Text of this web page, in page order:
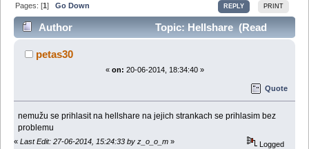
REPLY PRINT
Pages: [1]Go Down
Author
Topic: Hellshare (Read
42692 times)
petas30
« on: 20-06-2014, 18:34:40 »
Quote
nemužu se prihlasit na hellshare na jejich strankach se prihlasim bez
problemu
« Last Edit: 27-06-2014, 15:24:33 by z_o_o_m » Logged